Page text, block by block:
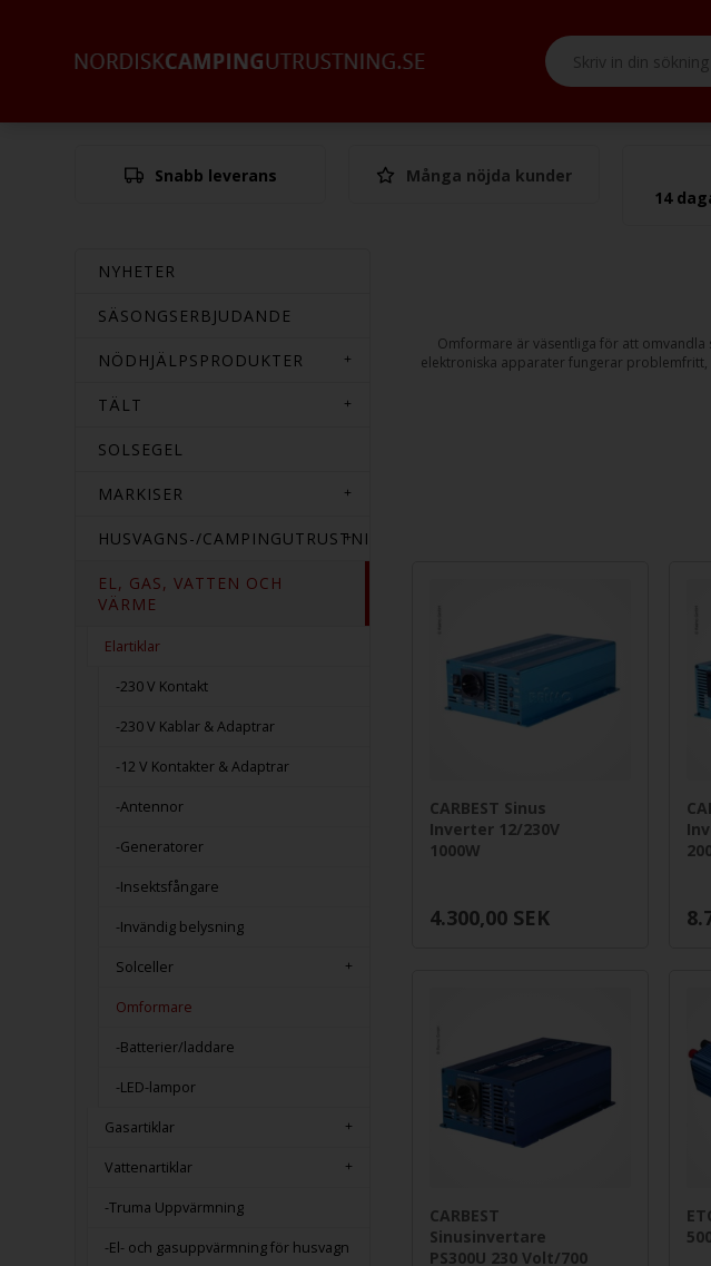
Snabb leverans
Många nöjda kunder
14
NYHETER
SÄSONGSERBJUDANDE
NÖDHJÄLPSPRODUKTER
TÄLT
SOLSEGEL
MARKISER
HUSVAGNS-/CAMPINGUTRUSTNING
EL, GAS, VATTEN OCH
VÄRME
Elartiklar
-230 V Kontakt
-230 V Kablar & Adaptrar
-12 V Kontakter & Adaptrar
-Antennor
-Generatorer
-Insektsfångare
-Invändig belysning
Solceller
Omformare
-Batterier/laddare
-LED-lampor
Gasartiklar
Vattenartiklar
-Truma Uppvärmning
-El- och gasuppvärmning för husvagn
Omformare är väsentliga för att
elektroniska apparater fungerar
CARBEST Sinus
Inverter 12/230V
1000W
4.300,00 SEK
CARBEST
Sinusinvertare
PS300U 230 Volt/700